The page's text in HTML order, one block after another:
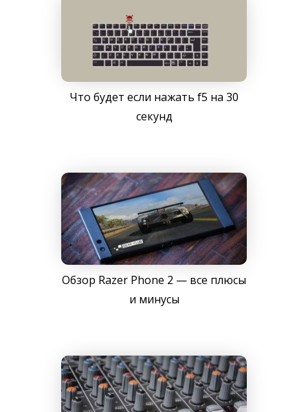
Что будет если нажать f5 на 30
секунд
Обзор Razer Phone 2 — все плюсы
и минусы